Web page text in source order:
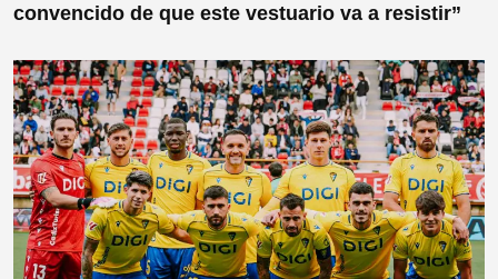
convencido de que este vestuario va a resistir”